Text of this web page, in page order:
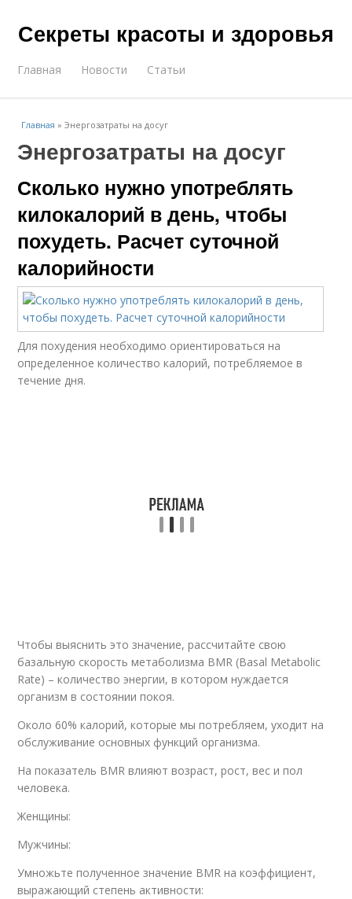
Секреты красоты и здоровья
Главная Новости Статьи
Главная »Энергозатраты на досуг
Энергозатраты на досуг
Сколько нужно употреблять
килокалорий в день, чтобы
похудеть. Расчет суточной
калорийности
Для похудения необходимо ориентироваться на
определенное количество калорий, потребляемое в
течение дня.
Чтобы выяснить это значение, рассчитайте свою
базальную скорость метаболизма BMR (Basal Metabolic
Rate) – количество энергии, в котором нуждается
организм в состоянии покоя.
Около 60% калорий, которые мы потребляем, уходит на
обслуживание основных функций организма.
На показатель BMR влияют возраст, рост, вес и пол
человека.
Женщины:
Мужчины:
Умножьте полученное значение BMR на коэффициент,
выражающий степень активности: